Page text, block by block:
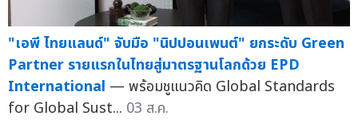
"เอพี ไทยแลนด์" จับมือ "นิปปอนเพนต์" ยกระดับ Green
Partner รายแรกในไทยสู่มาตรฐานโลกด้วย EPD
International — พร้อมชูแนวคิด Global Standards
for Global Sust... 03 ส.ค.